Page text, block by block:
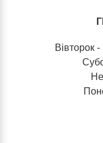
Вівторок